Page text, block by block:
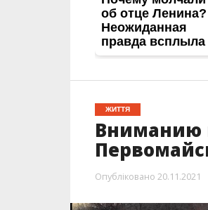
ЖИТТЯ
Вниманию
Опубліковано 20.11.2021